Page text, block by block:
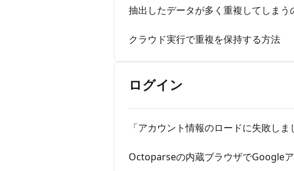
抽出したデータが多く重複してしまう
クラウド実行で重複を保持する方法
ログイン
「アカウント情報のロードに失敗し
Octoparseの内蔵ブラウザでGoogle